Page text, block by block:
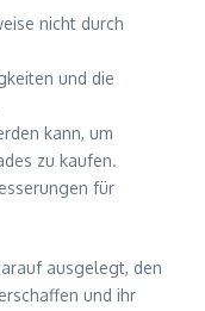
nicht durch
und die
kann, um
zu kaufen.
für
ausgelegt, den
und ihr